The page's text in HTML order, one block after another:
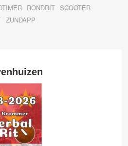
RONDRIT SCOOTER
ZUNDAPP